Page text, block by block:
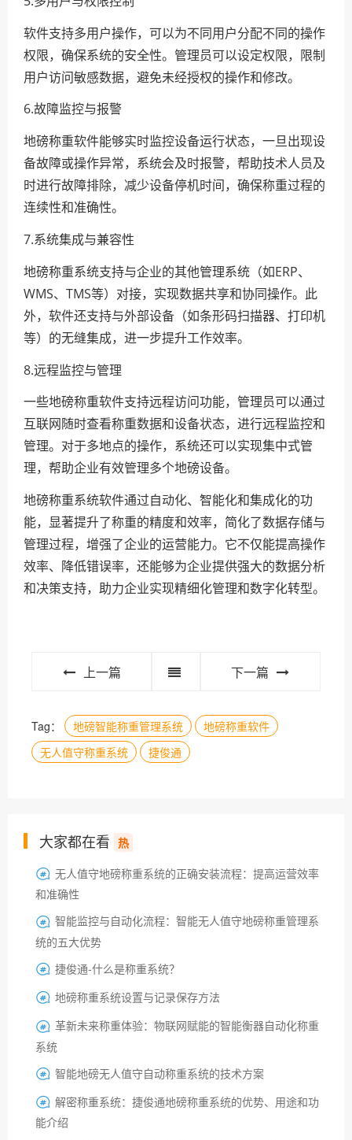
软件支持多用户操作，可以为不同用户分配不同的操作
权限，确保系统的安全性。管理员可以设定权限，限制
用户访问敏感数据，避免未经授权的操作和修改。
6.故障监控与报警
地磅称重软件能够实时监控设备运行状态，一旦出现设
备故障或操作异常，系统会及时报警，帮助技术人员及
时进行故障排除，减少设备停机时间，确保称重过程的
连续性和准确性。
7.系统集成与兼容性
地磅称重系统支持与企业的其他管理系统（如ERP、
WMS、TMS等）对接，实现数据共享和协同操作。此
外，软件还支持与外部设备（如条形码扫描器、打印机
等）的无缝集成，进一步提升工作效率。
8.远程监控与管理
一些地磅称重软件支持远程访问功能，管理员可以通过
互联网随时查看称重数据和设备状态，进行远程监控和
管理。对于多地点的操作，系统还可以实现集中式管
理，帮助企业有效管理多个地磅设备。
地磅称重系统软件通过自动化、智能化和集成化的功
能，显著提升了称重的精度和效率，简化了数据存储与
管理过程，增强了企业的运营能力。它不仅能提高操作
效率、降低错误率，还能够为企业提供强大的数据分析
和决策支持，助力企业实现精细化管理和数字化转型。
上一篇 下一篇
Tag： 地磅智能称重管理系统
地磅称重软件
无人值守称重系统
捷俊通
大家都在看 热
 无人值守地磅称重系统的正确安装流程：提高运营效率
和准确性
 智能监控与自动化流程：智能无人值守地磅称重管理系
统的五大优势
 捷俊通-什么是称重系统？
 地磅称重系统设置与记录保存方法
 革新未来称重体验：物联网赋能的智能衡器自动化称重
系统
 智能地磅无人值守自动称重系统的技术方案
 解密称重系统：捷俊通地磅称重系统的优势、用途和功
能介绍